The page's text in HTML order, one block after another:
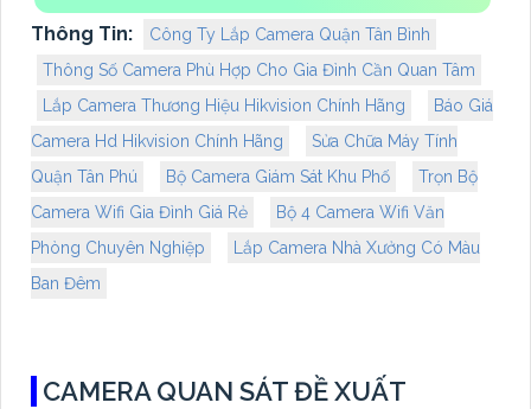
Thông Tin:
Công Ty Lắp Camera Quận Tân Bình
Thông Số Camera Phù Hợp Cho Gia Đình Cần Quan Tâm
Lắp Camera Thương Hiệu Hikvision Chính Hãng
Báo Giá
Camera Hd Hikvision Chính Hãng
Sửa Chữa Máy Tính
Quận Tân Phú
Bộ Camera Giám Sát Khu Phố
Trọn Bộ
Camera Wifi Gia Đình Giá Rẻ
Bộ 4 Camera Wifi Văn
Phòng Chuyên Nghiệp
Lắp Camera Nhà Xưởng Có Màu
Ban Đêm
CAMERA QUAN SÁT ĐỀ XUẤT